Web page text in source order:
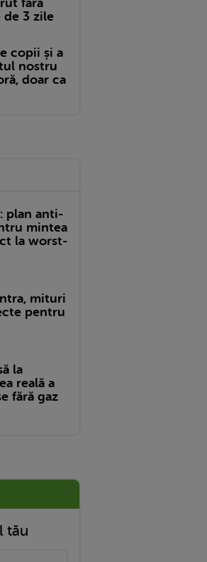
de 3 zile
copii și a
nostru
doar ca
plan anti-
mintea
la worst-
mituri
pentru
la
reală a
fără gaz
tău